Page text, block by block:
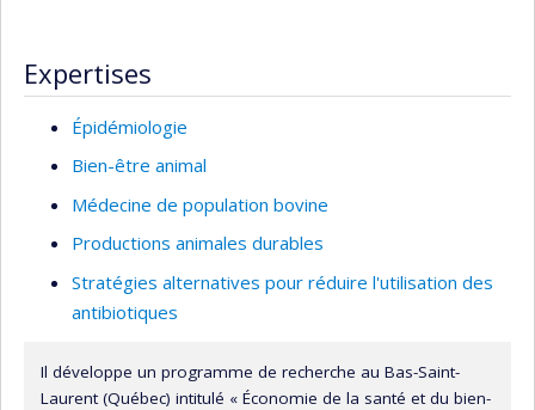
Expertises
Épidémiologie
Bien-être animal
Médecine de population bovine
Productions animales durables
Stratégies alternatives pour réduire l'utilisation des
antibiotiques
Il développe un programme de recherche au Bas-Saint-
Laurent (Québec) intitulé « Économie de la santé et du bien-